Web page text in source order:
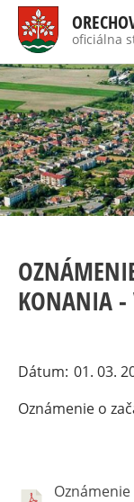
oficiálna
KONANIA -
Dátum 01. 03.
Oznámenie o